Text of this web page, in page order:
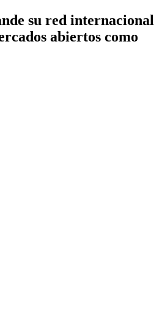
su red internacional
abiertos como